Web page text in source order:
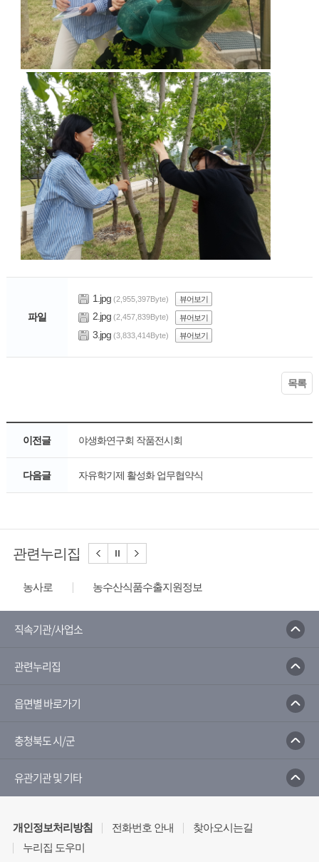
파일
1.jpg (2,955,397Byte) 뷰어보기
2.jpg (2,457,839Byte) 뷰어보기
3.jpg (3,833,414Byte) 뷰어보기
목록
이전글 야생화연구회 작품전시회
다음글 자유학기제 활성화 업무협약식
관련누리집
농사로
농수산식품수출지원정보
농림축산식품부
국가농작물병해충 관리시스템
직속기관/사업소
관련누리집
읍면별 바로가기
충청북도 시/군
유관기관 및 기타
개인정보처리방침 전화번호 안내
찾아오시는길
누리집 도우미